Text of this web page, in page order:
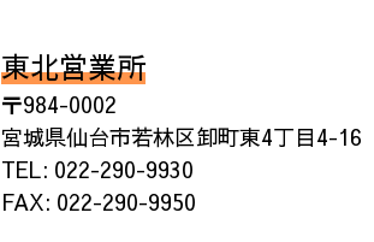
東北営業所
〒984-0002
宮城県仙台市若林区卸町東4丁目4-16
TEL: 022-290-9930
FAX: 022-290-9950